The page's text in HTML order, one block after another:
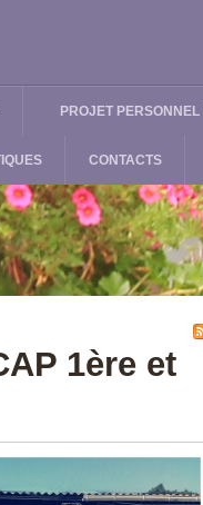
PROJET PERSONNEL
CONTACTS
1ère et